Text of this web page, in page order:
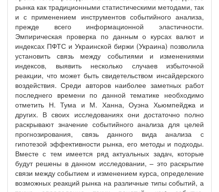
рынка как традиционными статистическими методами, так
и с применением инструментов событийного анализа,
прежде всего информационной эластичности.
Эмпирическая проверка по данным о курсах валют и
индексах ПФТС и Украинской биржи (Украина) позволила
установить связь между событиями и изменениями
индексов, выявить несколько случаев избыточной
реакции, что может быть свидетельством инсайдерского
воздействия. Среди авторов наиболее заметных работ
последнего времени по данной тематике необходимо
отметить Н. Тума и М. Ханна, Оуэна Хьюмпейджа и
других. В своих исследованиях они достаточно полно
раскрывают значение событийного анализа для целей
прогнозирования, связь данного вида анализа с
гипотезой эффективности рынка, его методы и подходы.
Вместе с тем имеется ряд актуальных задач, которые
будут решены в данном исследовании, – это раскрытие
связи между событием и изменением курса, определение
возможных реакций рынка на различные типы событий, а